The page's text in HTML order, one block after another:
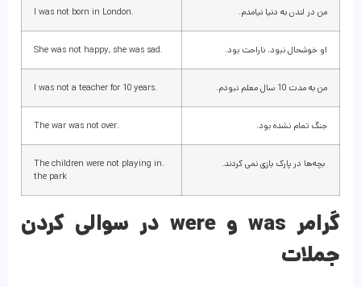
من در لندن به دنیا نیامدم. .I was not born in London
او خوشحال نبود، ناراحت بود. .She was not happy, she was sad
من به مدت 10 سال معلم نبودم. .I was not a teacher for 10 years
جنگ تمام نشده بود. .The war was not over
بچه‌ها در پارک بازی نمی کردند.
.The children were not playing in
the park
گرامر was و were در سوالی کردن
جملات